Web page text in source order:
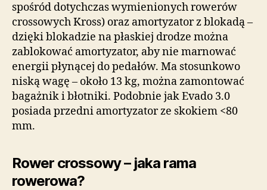
spośród dotychczas wymienionych rowerów
crossowych Kross) oraz amortyzator z blokadą –
dzięki blokadzie na płaskiej drodze można
zablokować amortyzator, aby nie marnować
energii płynącej do pedałów. Ma stosunkowo
niską wagę – około 13 kg, można zamontować
bagażnik i błotniki. Podobnie jak Evado 3.0
posiada przedni amortyzator ze skokiem <80
mm.
Rower crossowy – jaka rama
rowerowa?